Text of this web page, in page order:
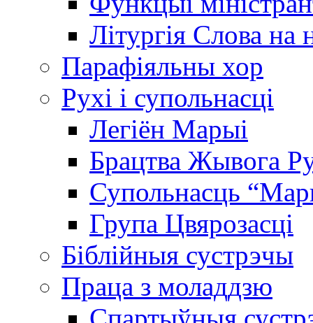
Літургія Слова на
Парафіяльны хор
Рухі і супольнасці
Легіён Марыі
Брацтва Жывога
Супольнасць
Група Цвярозасці
Біблійныя сустрэчы
Праца з моладдзю